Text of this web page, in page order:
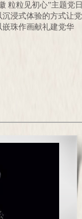
粒粒见初心”主题党日
浸式体验的方式让党
嵌珠作画献礼建党华